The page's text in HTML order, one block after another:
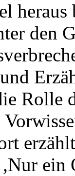
heraus
den
Rolle
,Nur